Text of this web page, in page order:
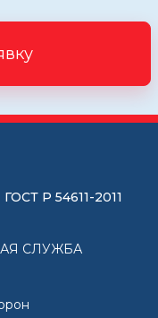
ГОСТ Р 54611-2011
СЛУЖБА